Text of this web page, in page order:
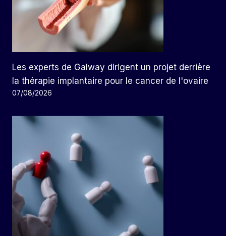
Les experts de Galway dirigent un projet derrière
la thérapie implantaire pour le cancer de l'ovaire
07/08/2026